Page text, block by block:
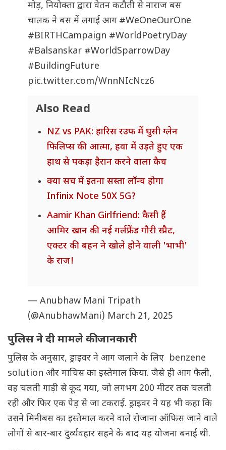
मोड़, नियोक्ता द्वारा वेतन कटौती से नाराज बस
चालक ने बस में लगाई आग #WeOneOurOne
#BIRTHCampaign #WorldPoetryDay
#Balsanskar #WorldSparrowDay
#BuildingFuture
pic.twitter.com/WnnNIcNcz6
Also Read
NZ vs PAK: हारिस रउफ में घुसी ग्लेन
फिलिप्स की आत्मा, हवा में उड़ते हुए एक
हाथ से पकड़ा हैरान करने वाला कैच
क्या सच में इतना सस्ता लॉन्च होगा
Infinix Note 50X 5G?
Aamir Khan Girlfriend: कैसी हैं
आमिर खान की नई गर्लफ्रेेंड गौरी स्प्रैट,
एक्टर की बहन ने खोले होने वाली 'भाभी'
के राज!
— Anubhaw Mani Tripath
(@AnubhawMani) March 21, 2025
पुलिस ने दी मामले की जानकारी
पुलिस के अनुसार, ड्राइवर ने आग जलाने के लिए benzene
solution और माचिस का इस्तेमाल किया. जैसे ही आग फैली,
वह चलती गाड़ी से कूद गया, जो लगभग 200 मीटर तक चलती
रही और फिर एक पेड़ से जा टकराई. ड्राइवर ने यह भी कहा कि
उसने मिनीबस का इस्तेमाल करने वाले रोजाना ऑफिस जाने वाले
लोगों से बार-बार दुर्व्यवहार सहने के बाद यह योजना बनाई थी.